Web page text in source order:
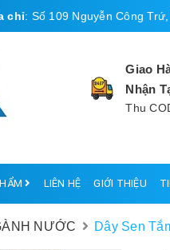
chỉ: Số 109 Nguyễn Công
Giao
Nhận
Thu
LIÊN HỆ GIỚI THIỆU
NƯỚC Dây Sen